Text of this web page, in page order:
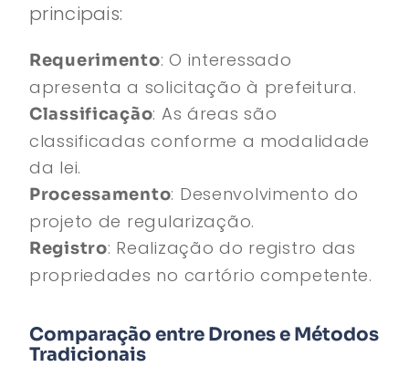
principais:
Requerimento: O interessado
apresenta a solicitação à prefeitura.
Classificação: As áreas são
classificadas conforme a modalidade
da lei.
Processamento: Desenvolvimento do
projeto de regularização.
Registro: Realização do registro das
propriedades no cartório competente.
Comparação entre Drones e Métodos
Tradicionais